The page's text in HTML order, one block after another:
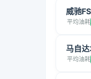
威驰
平均油耗
马自
平均油耗